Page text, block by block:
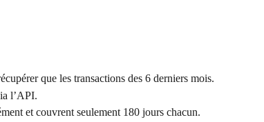
que les transactions des 6 derniers mois.
l’API.
et couvrent seulement 180 jours chacun.